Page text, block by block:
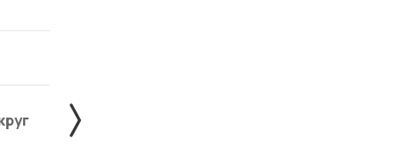
Знаменский округ